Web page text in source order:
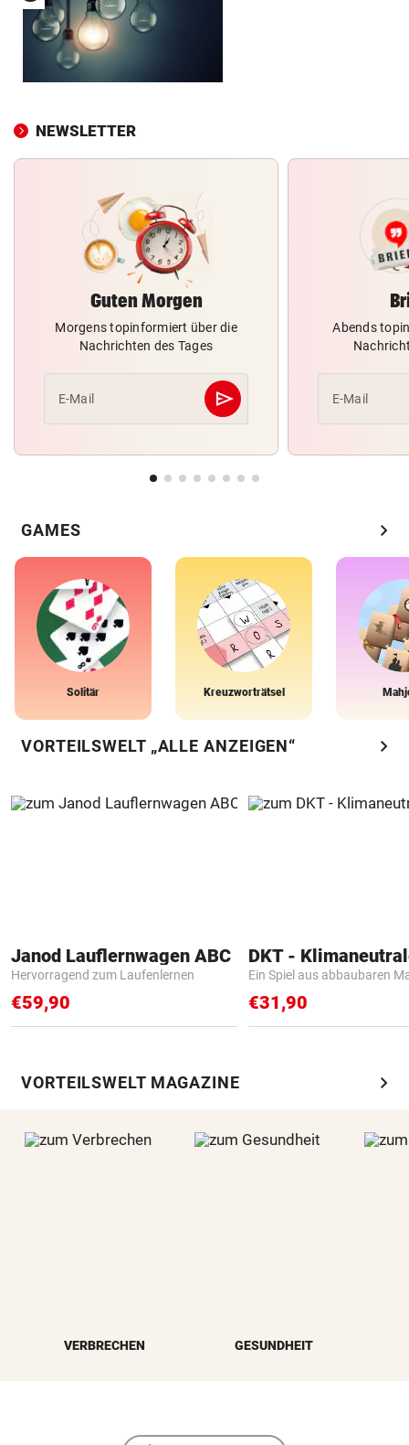
NEWSLETTER
Guten Morgen
Morgens topinformiert über die
Nachrichten des Tages
E-Mail send
Abschicken
Abends
E-Mail
GAMES chevron_right
Solitär Kreuzworträtsel
VORTEILSWELT „ALLE ANZEIGEN“ chevron_right
Janod Lauflernwagen ABC
Hervorragend zum Laufenlernen
€59,90
Ein Spiel aus abbaubaren
€31,90
VORTEILSWELT MAGAZINE chevron_right
VERBRECHEN GESUNDHEIT